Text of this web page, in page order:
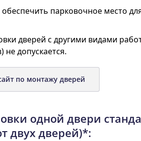
обеспечить парковочное место
дверей с другими видами
не допускается.
по монтажу дверей
одной двери
двух дверей)*: